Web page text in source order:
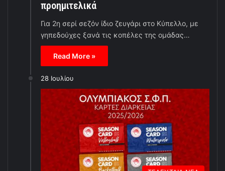
προημιτελικά
Για 2η σερί σεζόν ίδιο ζευγάρι στο Κύπελλο, με
γηπεδούχες ξανά τις κοπέλες της ομάδας…
Read More »
28 Ιουλίου